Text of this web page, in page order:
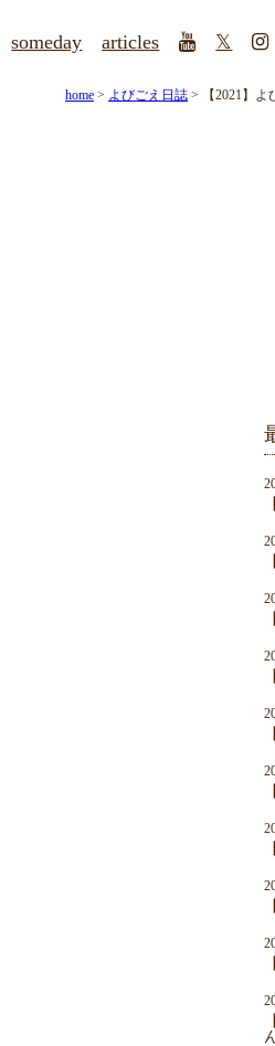
someday articles 𝕏
home > よびごえ日誌 > 【2021】